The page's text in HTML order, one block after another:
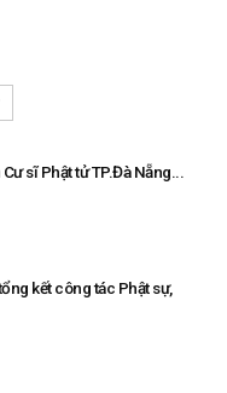
sĩ Phật tử TP.Đà Nẵng...
kết công tác Phật sự,